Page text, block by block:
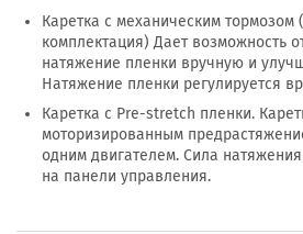
Каретка с механическим тормозом
комплектация) Дает возможность
натяжение пленки вручную и
Натяжение пленки регулируется
Каретка с Pre-stretch пленки.
моторизированным
одним двигателем. Сила
на панели управления.